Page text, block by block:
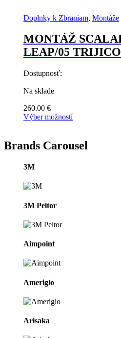
Doplnky k Zbraniam, Montáže
MONTÁŽ
LEAP/05
Dostupnosť:
Na sklade
260.00 €
Výber možností
má
viacero
Možnosti
môžete
na
produktu.
Brands Carousel
3M
3M Peltor
Aimpoint
Ameriglo
Arisaka